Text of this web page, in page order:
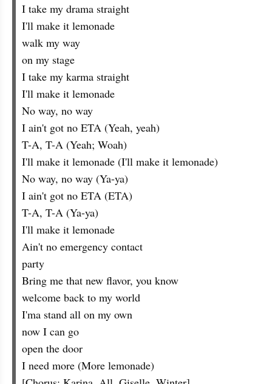
I take my drama straight
I'll make it lemonade
walk my way
on my stage
I take my karma straight
I'll make it lemonade
No way, no way
I ain't got no ETA (Yeah, yeah)
T-A, T-A (Yeah; Woah)
I'll make it lemonade (I'll make it lemonade)
No way, no way (Ya-ya)
I ain't got no ETA (ETA)
T-A, T-A (Ya-ya)
I'll make it lemonade
Ain't no emergency contact
party
Bring me that new flavor, you know
welcome back to my world
I'ma stand all on my own
now I can go
open the door
I need more (More lemonade)